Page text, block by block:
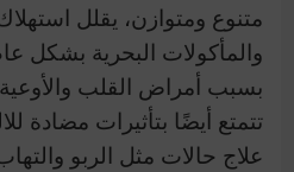
متنوع ومتوازن، يقلل
والمأكولات البحرية بشكل
تتمتع أيضًا بتأثيرات مضادة
علاج حالات مثل الربو